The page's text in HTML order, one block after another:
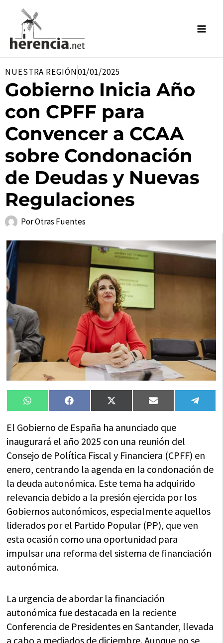
contenido
NUESTRA REGIÓN01/01/2025
Gobierno Inicia Año
con CPFF para
Convencer a CCAA
sobre Condonación
de Deudas y Nuevas
Regulaciones
PorOtras Fuentes
Compartir
en
WhatsAppCompartir
en
FacebookCompartir
en
X
(Twitter)
Compartir
en
Email
en
El Gobierno de España ha anunciado que
inaugurará el año 2025 con una reunión del
Consejo de Política Fiscal y Financiera (CPFF) en
enero, centrando la agenda en la condonación de
la deuda autonómica. Este tema ha adquirido
relevancia debido a la presión ejercida por los
Gobiernos autonómicos, especialmente aquellos
liderados por el Partido Popular (PP), que ven
esta ocasión como una oportunidad para
impulsar una reforma del sistema de financiación
autonómica.
La urgencia de abordar la financiación
autonómica fue destacada en la reciente
Conferencia de Presidentes en Santander, llevada
a cabo a mediados de diciembre. Aunque no se